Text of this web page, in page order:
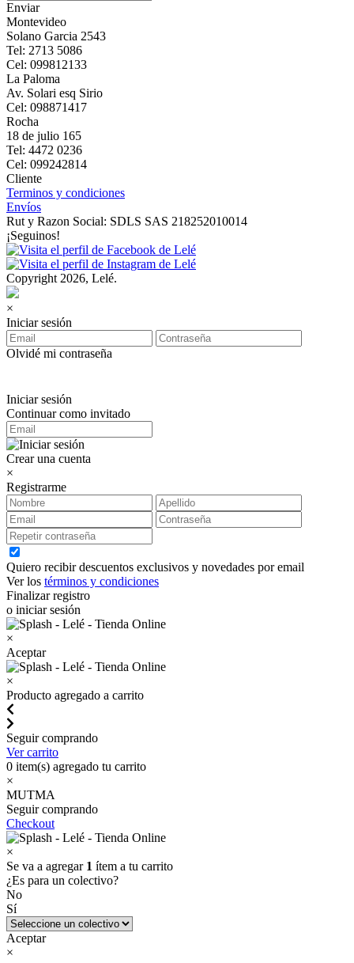
Enviar
Montevideo
Solano Garcia 2543
Tel: 2713 5086
Cel: 099812133
La Paloma
Av. Solari esq Sirio
Cel: 098871417
Rocha
18 de julio 165
Tel: 4472 0236
Cel: 099242814
Cliente
Terminos y condiciones
Envíos
Rut y Razon Social: SDLS SAS 218252010014
¡Seguinos!
Copyright 2026, Lelé.
×
Iniciar sesión
Olvidé mi contraseña
Iniciar sesión
Continuar como invitado
Crear una cuenta
×
Registrarme
Quiero recibir descuentos exclusivos y novedades por email
Ver los términos y condiciones
Finalizar registro
o iniciar sesión
×
Aceptar
×
Producto agregado a carrito
Seguir comprando
Ver carrito
0 item(s) agregado tu carrito
×
MUTMA
Seguir comprando
Checkout
×
Se va a agregar 1 ítem a tu carrito
¿Es para un colectivo?
No
Sí
Aceptar
×